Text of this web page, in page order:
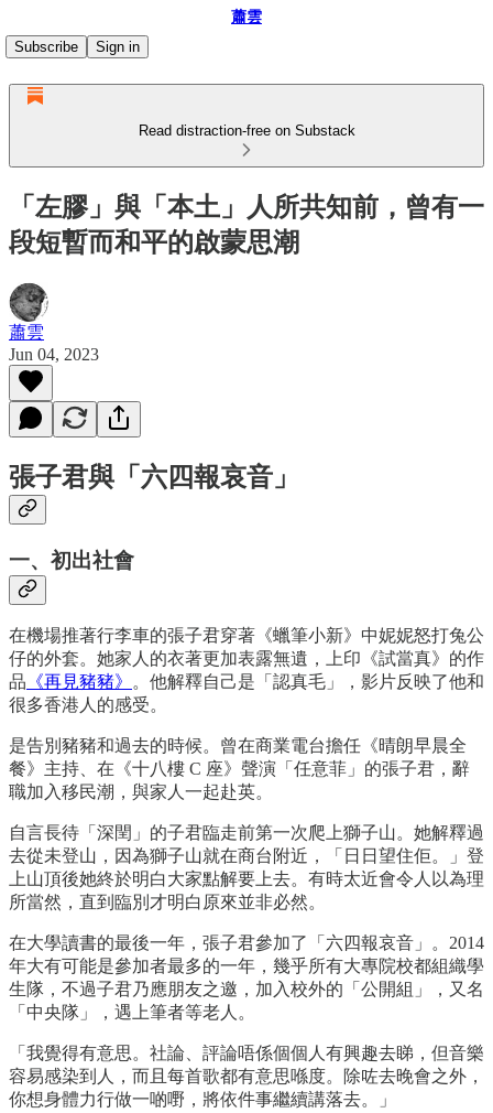
蕭雲
Subscribe
Sign in
Read distraction-free on Substack
「左膠」與「本土」人所共知前，曾有一
段短暫而和平的啟蒙思潮
蕭雲
Jun 04, 2023
張子君與「六四報哀音」
一、初出社會
在機場推著行李車的張子君穿著《蠟筆小新》中妮妮怒打兔公
仔的外套。她家人的衣著更加表露無遺，上印《試當真》的作
品 《再見豬豬》
。他解釋自己是「認真毛」，影片反映了他和
很多香港人的感受。
是告別豬豬和過去的時候。曾在商業電台擔任《晴朗早晨全
餐》主持、在《十八樓 C 座》聲演「任意菲」的張子君，辭
職加入移民潮，與家人一起赴英。
自言長待「深閏」的子君臨走前第一次爬上獅子山。她解釋過
去從未登山，因為獅子山就在商台附近，「日日望住佢。」登
上山頂後她終於明白大家點解要上去。有時太近會令人以為理
所當然，直到臨別才明白原來並非必然。
在大學讀書的最後一年，張子君參加了「六四報哀音」。2014
年大有可能是參加者最多的一年，幾乎所有大專院校都組織學
生隊，不過子君乃應朋友之邀，加入校外的「公開組」，又名
「中央隊」，遇上筆者等老人。
「我覺得有意思。社論、評論唔係個個人有興趣去睇，但音樂
容易感染到人，而且每首歌都有意思喺度。除咗去晚會之外，
你想身體力行做一啲嘢，將依件事繼續講落去。」